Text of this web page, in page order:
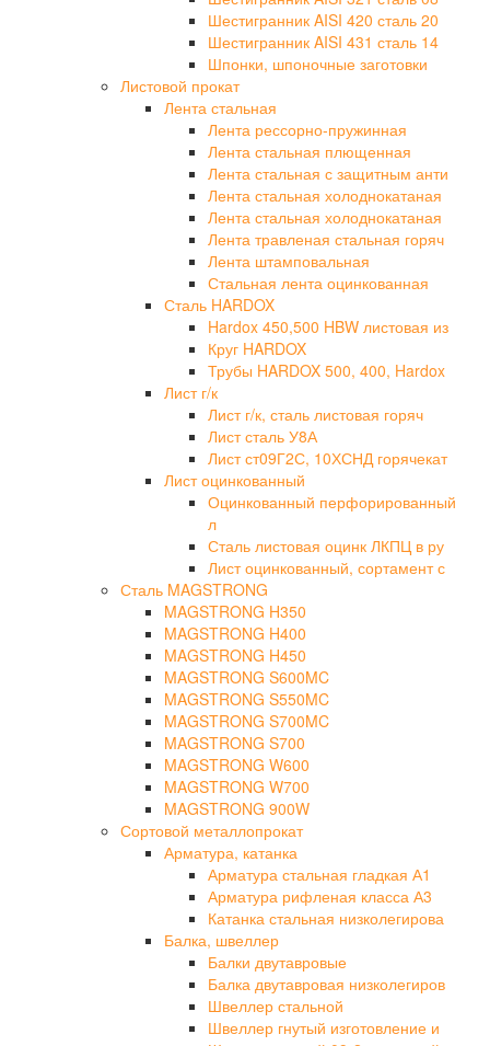
Шестигранник AISI 420 сталь 20
Шестигранник AISI 431 сталь 14
Шпонки, шпоночные заготовки
Листовой прокат
Лента стальная
Лента рессорно-пружинная
Лента стальная плющенная
Лента стальная с защитным анти
Лента стальная холоднокатаная
Лента стальная холоднокатаная
Лента травленая стальная горяч
Лента штамповальная
Стальная лента оцинкованная
Сталь HARDOX
Hardox 450,500 HBW листовая из
Круг HARDOX
Трубы HARDOX 500, 400, Hardox
Лист г/к
Лист г/к, сталь листовая горяч
Лист сталь У8А
Лист ст09Г2С, 10ХСНД горячекат
Лист оцинкованный
Оцинкованный перфорированный
л
Сталь листовая оцинк ЛКПЦ в ру
Лист оцинкованный, сортамент с
Сталь MAGSTRONG
MAGSTRONG H350
MAGSTRONG H400
MAGSTRONG H450
MAGSTRONG S600MC
MAGSTRONG S550MC
MAGSTRONG S700MC
MAGSTRONG S700
MAGSTRONG W600
MAGSTRONG W700
MAGSTRONG 900W
Сортовой металлопрокат
Арматура, катанка
Арматура стальная гладкая А1
Арматура рифленая класса А3
Катанка стальная низколегирова
Балка, швеллер
Балки двутавровые
Балка двутавровая низколегиров
Швеллер стальной
Швеллер гнутый изготовление и